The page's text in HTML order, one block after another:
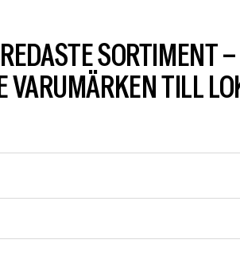
SORTIMENT
VARUMÄRKEN TILL